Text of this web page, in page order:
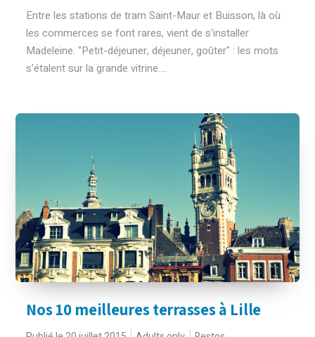
Entre les stations de tram Saint-Maur et Buisson, là où
les commerces se font rares, vient de s'installer
Madeleine. "Petit-déjeuner, déjeuner, goûter" : les mots
s'étalent sur la grande vitrine....
Nos 10 meilleures terrasses à Lille